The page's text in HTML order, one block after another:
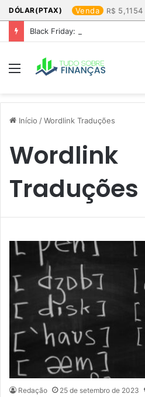
DÓLAR(PTAX) Venda 5,1154
Black Friday: os produtos que
Menu
Início /Wordlink Traduções
Wordlink
Traduções
Redação 25 de setembro de 2023